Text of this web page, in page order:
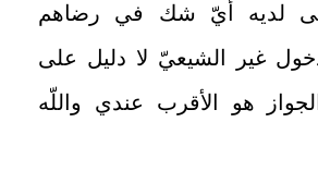
لديه أيّ شك في رضاهم
غير الشيعيّ لا دليل على
هو الأقرب عندي واللّه